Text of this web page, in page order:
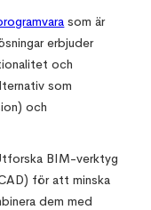
som är
erbjuder
och
som
och
BIM-verktyg
för att minska
dem med